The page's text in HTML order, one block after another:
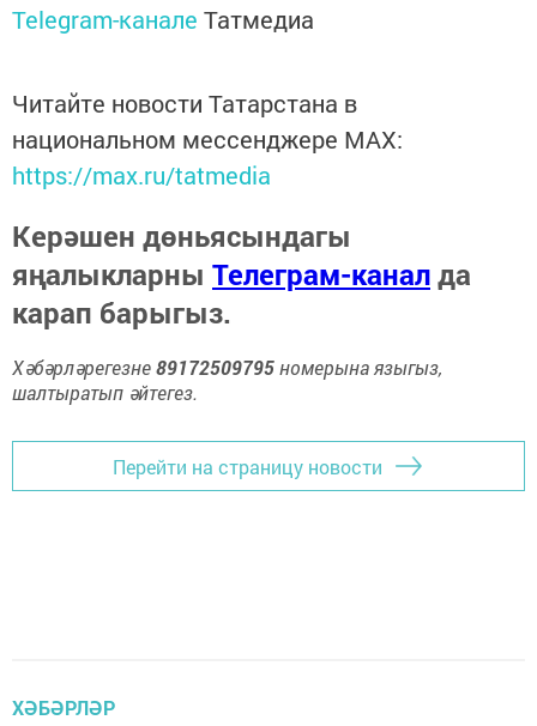
Telegram-канале Татмедиа
Читайте новости Татарстана в
национальном мессенджере MАХ:
https://max.ru/tatmedia
Керәшен дөньясындагы
яңалыкларны Телеграм-каналда
карап барыгыз.
Хәбәрләрегезне89172509795номерына языгыз,
шалтыратып әйтегез.
Перейти на страницу новости
ХӘБӘРЛӘР